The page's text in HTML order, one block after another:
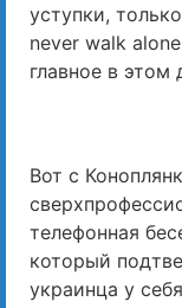
уступки,
never walk
главное в
Вот с
телефонная
который
украинца у